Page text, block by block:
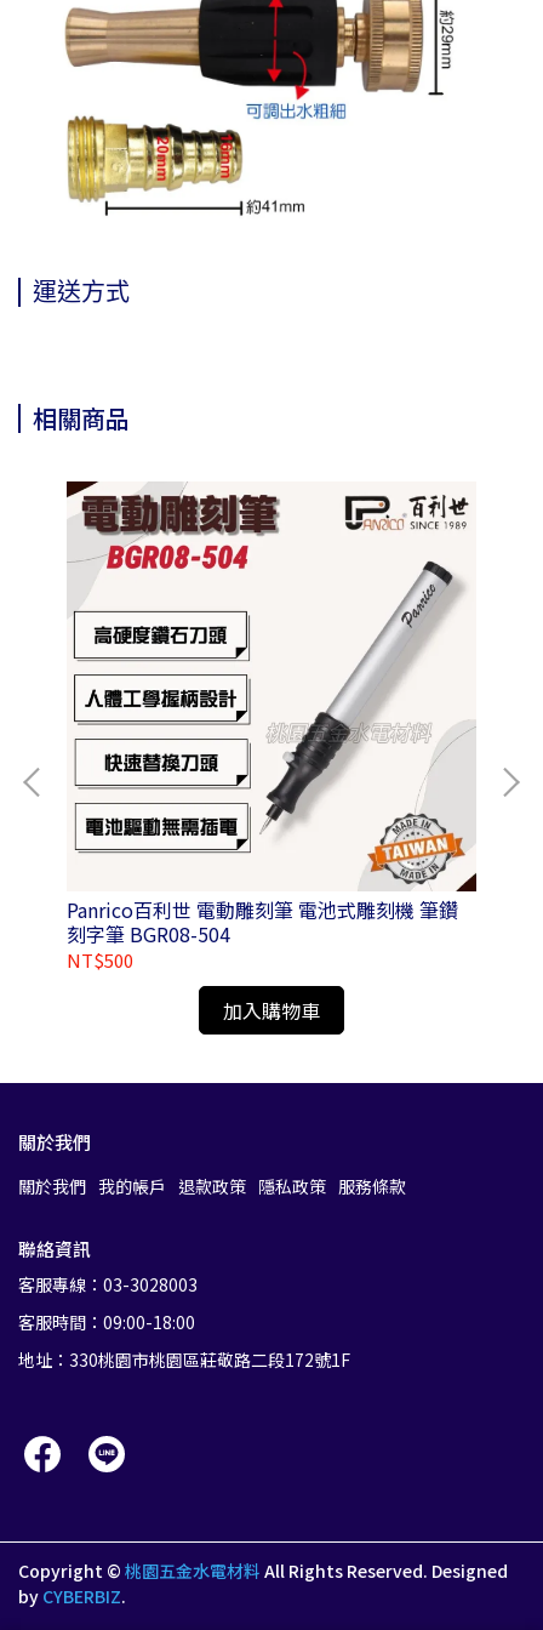
運送方式
相關商品
Panrico百利世 電動雕刻筆 電池式雕刻機 筆鑽
刻字筆 BGR08-504
NT$500
加入購物車
關於我們
關於我們 我的帳戶 退款政策 隱私政策 服務條款
聯絡資訊
客服專線：03-3028003
客服時間：09:00-18:00
地址：330桃園市桃園區莊敬路二段172號1F
Copyright © 桃園五金水電材料 All Rights Reserved. Designed
by CYBERBIZ.